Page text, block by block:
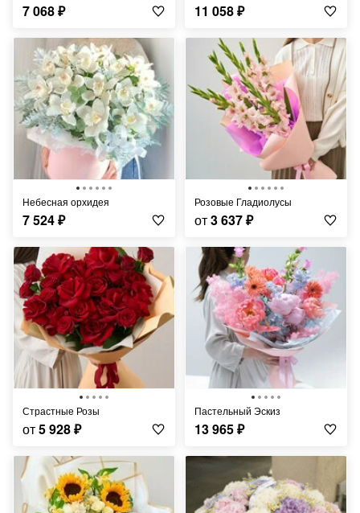
7 068₽ 11 058₽
Небесная орхидея
7 524₽
Розовые Гладиолусы
от3 637₽
Страстные Розы
от5 928₽
Пастельный Эскиз
13 965₽